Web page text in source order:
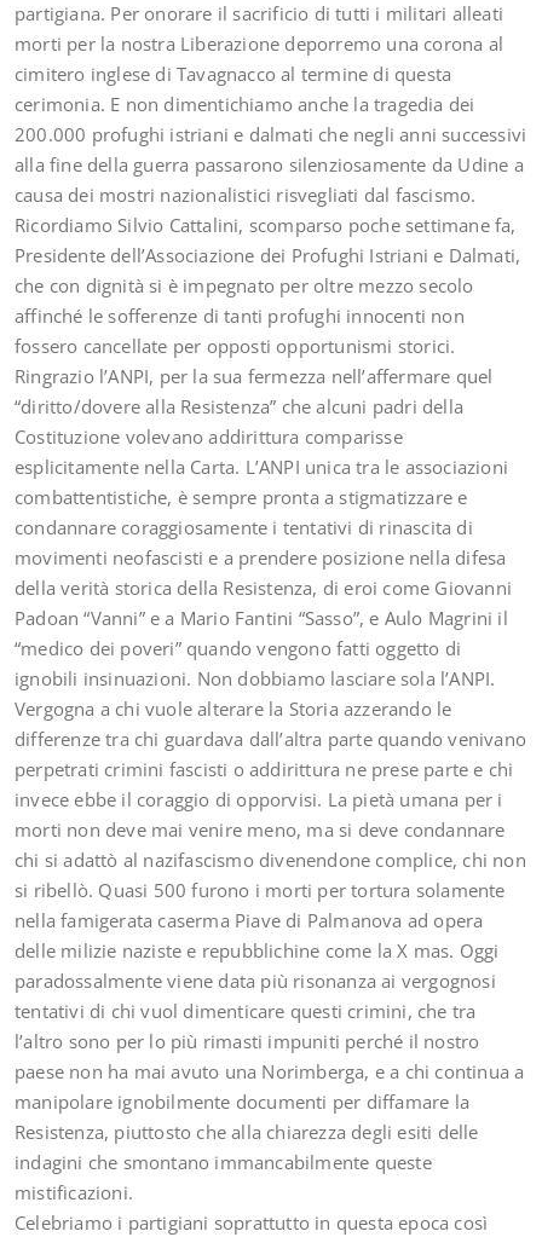
partigiana. Per onorare il sacrificio di tutti i militari alleati
morti per la nostra Liberazione deporremo una corona al
cimitero inglese di Tavagnacco al termine di questa
cerimonia. E non dimentichiamo anche la tragedia dei
200.000 profughi istriani e dalmati che negli anni successivi
alla fine della guerra passarono silenziosamente da Udine a
causa dei mostri nazionalistici risvegliati dal fascismo.
Ricordiamo Silvio Cattalini, scomparso poche settimane fa,
Presidente dell’Associazione dei Profughi Istriani e Dalmati,
che con dignità si è impegnato per oltre mezzo secolo
affinché le sofferenze di tanti profughi innocenti non
fossero cancellate per opposti opportunismi storici.
Ringrazio l’ANPI, per la sua fermezza nell’affermare quel
“diritto/dovere alla Resistenza” che alcuni padri della
Costituzione volevano addirittura comparisse
esplicitamente nella Carta. L’ANPI unica tra le associazioni
combattentistiche, è sempre pronta a stigmatizzare e
condannare coraggiosamente i tentativi di rinascita di
movimenti neofascisti e a prendere posizione nella difesa
della verità storica della Resistenza, di eroi come Giovanni
Padoan “Vanni” e a Mario Fantini “Sasso”, e Aulo Magrini il
“medico dei poveri” quando vengono fatti oggetto di
ignobili insinuazioni. Non dobbiamo lasciare sola l’ANPI.
Vergogna a chi vuole alterare la Storia azzerando le
differenze tra chi guardava dall’altra parte quando venivano
perpetrati crimini fascisti o addirittura ne prese parte e chi
invece ebbe il coraggio di opporvisi. La pietà umana per i
morti non deve mai venire meno, ma si deve condannare
chi si adattò al nazifascismo divenendone complice, chi non
si ribellò. Quasi 500 furono i morti per tortura solamente
nella famigerata caserma Piave di Palmanova ad opera
delle milizie naziste e repubblichine come la X mas. Oggi
paradossalmente viene data più risonanza ai vergognosi
tentativi di chi vuol dimenticare questi crimini, che tra
l’altro sono per lo più rimasti impuniti perché il nostro
paese non ha mai avuto una Norimberga, e a chi continua a
manipolare ignobilmente documenti per diffamare la
Resistenza, piuttosto che alla chiarezza degli esiti delle
indagini che smontano immancabilmente queste
mistificazioni.
Celebriamo i partigiani soprattutto in questa epoca così